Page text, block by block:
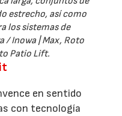
estrecho, así como
los sistemas de
/ Inowa | Max, Roto
Patio Lift.
en sentido
con tecnología